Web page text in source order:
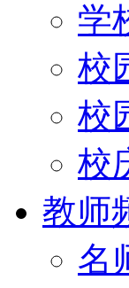
学
校
校
校
教师
名